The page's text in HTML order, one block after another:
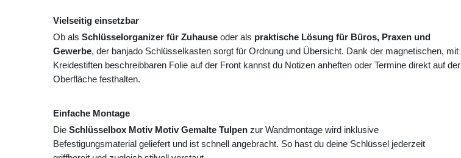
Vielseitig einsetzbar
Ob als Schlüsselorganizer für Zuhause oder als praktische Lösung für Büros, Praxen und
Gewerbe, der banjado Schlüsselkasten sorgt für Ordnung und Übersicht. Dank der magnetischen, mit
Kreidestiften beschreibbaren Folie auf der Front kannst du Notizen anheften oder Termine direkt auf der
Oberfläche festhalten.
Einfache Montage
Die Schlüsselbox Motiv Motiv Gemalte Tulpen zur Wandmontage wird inklusive
Befestigungsmaterial geliefert und ist schnell angebracht. So hast du deine Schlüssel jederzeit